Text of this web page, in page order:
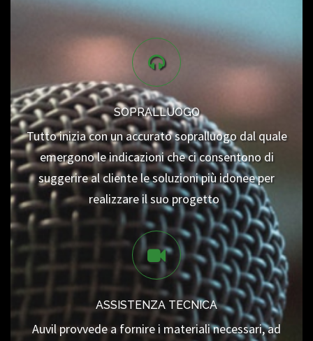
SOPRALLUOGO
Tutto inizia con un accurato sopralluogo dal quale
emergono le indicazioni che ci consentono di
suggerire al cliente le soluzioni più idonee per
realizzare il suo progetto
ASSISTENZA TECNICA
Auvil provvede a fornire i materiali necessari, ad